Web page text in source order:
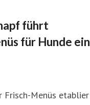
führt
für Hunde ein
Frisch-Menüs